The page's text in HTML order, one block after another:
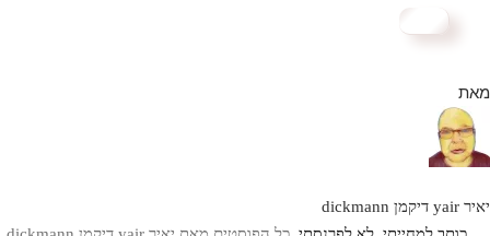
מאת
יאיר yair דיקמן dickmann